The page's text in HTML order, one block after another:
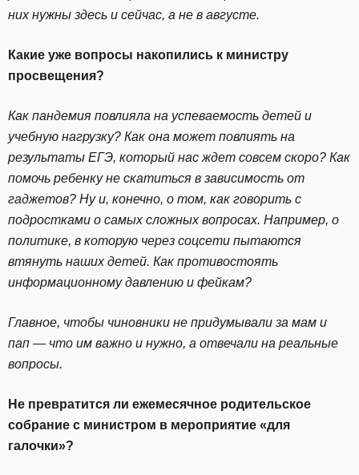
них нужны здесь и сейчас, а не в августе.
Какие уже вопросы накопились к министру
просвещения?
Как пандемия повлияла на успеваемость детей и
учебную нагрузку? Как она может повлиять на
результаты ЕГЭ, который нас ждет совсем скоро? Как
помочь ребенку не скатиться в зависимость от
гаджетов? Ну и, конечно, о том, как говорить с
подростками о самых сложных вопросах. Например, о
политике, в которую через соцсети пытаются
втянуть наших детей. Как противостоять
информационному давлению и фейкам?
Главное, чтобы чиновники не придумывали за мам и
пап — что им важно и нужно, а отвечали на реальные
вопросы.
Не превратится ли ежемесячное родительское
собрание с министром в мероприятие «для
галочки»?